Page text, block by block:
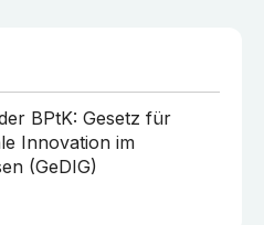
BPtK: Gesetz für
Innovation im
(GeDIG)